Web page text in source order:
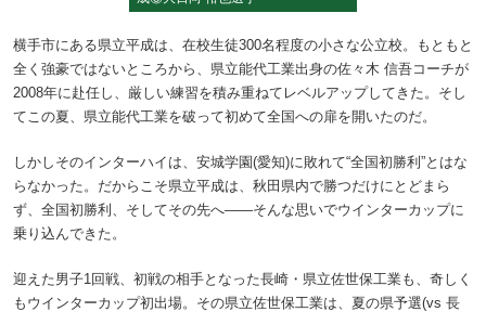
横手市にある県立平成は、在校生徒300名程度の小さな公立校。もともと
全く強豪ではないところから、県立能代工業出身の佐々木 信吾コーチが
2008年に赴任し、厳しい練習を積み重ねてレベルアップしてきた。そし
てこの夏、県立能代工業を破って初めて全国への扉を開いたのだ。
しかしそのインターハイは、安城学園(愛知)に敗れて“全国初勝利”とはな
らなかった。だからこそ県立平成は、秋田県内で勝つだけにとどまら
ず、全国初勝利、そしてその先へ――そんな思いでウインターカップに
乗り込んできた。
迎えた男子1回戦、初戦の相手となった長崎・県立佐世保工業も、奇しく
もウインターカップ初出場。その県立佐世保工業は、夏の県予選(vs 長